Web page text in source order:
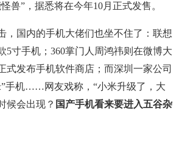
兽”，据悉将在今年10月正式发售。
，国内的手机大佬们也坐不住了：联想
5寸手机；360掌门人周鸿祎则在微博大
式发布手机软件商店；而深圳一家公司
”手机……网友戏称，“小米升级了，大
候会出现？ 国产手机看来要进入五谷杂